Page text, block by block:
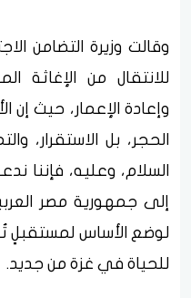
وقالت وزيرة التضامن
للانتقال من الإغاثة
وإعادة الإعمار، حيث إن
الحجر، بل الاستقرار،
السلام، وعليه، فإننا
إلى جمهورية مصر
لوضع الأساس لمستقبلٍ
للحياة في غزة من جديد.